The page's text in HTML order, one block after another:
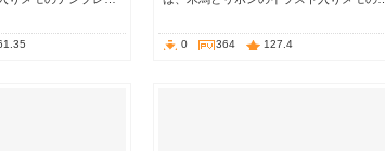
0 364 127.4